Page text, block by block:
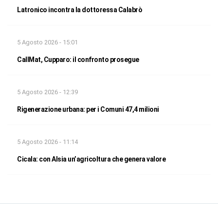
Latronico incontra la dottoressa Calabrò
5 Agosto 2026 - 15:01
CallMat, Cupparo: il confronto prosegue
5 Agosto 2026 - 12:39
Rigenerazione urbana: per i Comuni 47,4 milioni
5 Agosto 2026 - 11:14
Cicala: con Alsia un’agricoltura che genera valore